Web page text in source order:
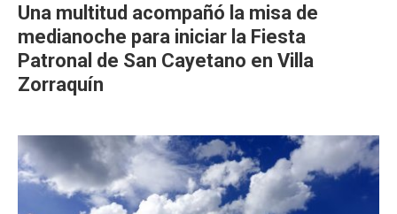
Una multitud acompañó la misa de
medianoche para iniciar la Fiesta
Patronal de San Cayetano en Villa
Zorraquín